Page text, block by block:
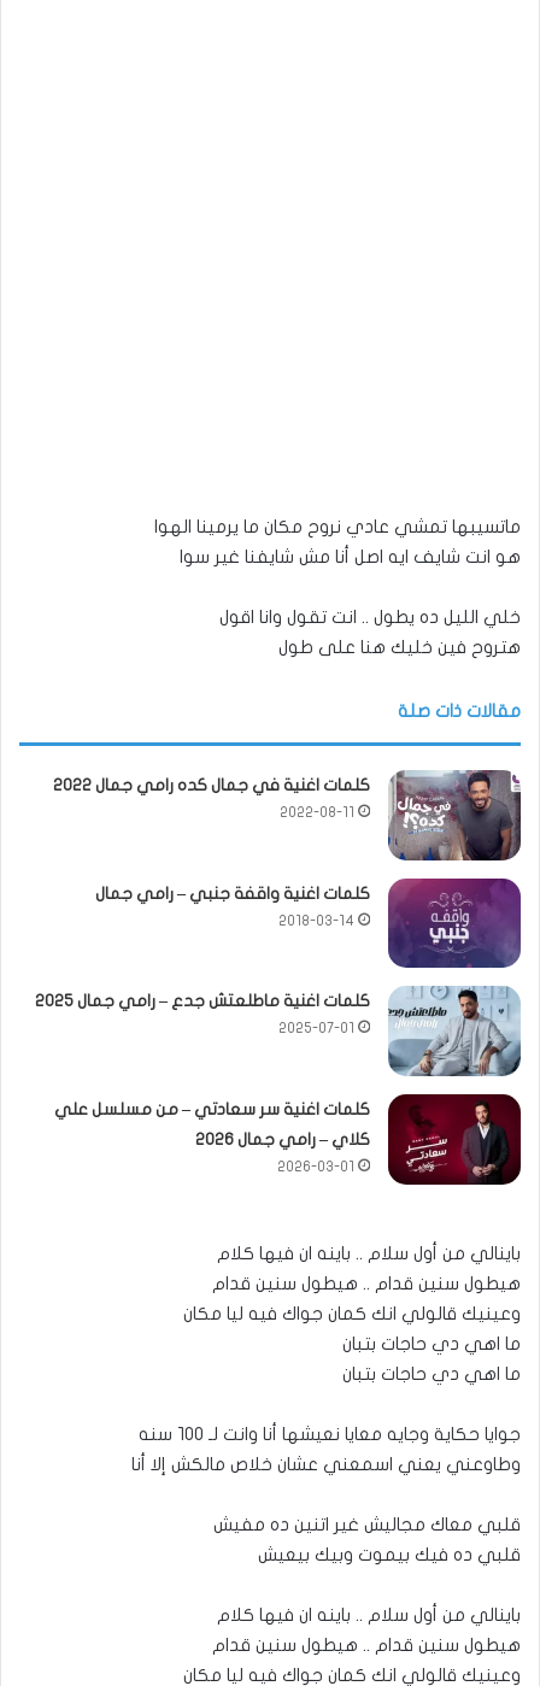
ماتسيبها تمشي عادي نروح مكان ما يرمينا الهوا
هو انت شايف ايه اصل أنا مش شايفنا غير سوا
خلي الليل ده يطول .. انت تقول وانا اقول
هتروح فين خليك هنا على طول
مقالات ذات صلة
كلمات اغنية في جمال كده رامي جمال 2022
2022-08-11
كلمات اغنية واقفة جنبي – رامي جمال
2018-03-14
كلمات اغنية ماطلعتش جدع – رامي جمال 2025
2025-07-01
كلمات اغنية سر سعادتي – من مسلسل علي
كلاي – رامي جمال 2026
2026-03-01
باينالي من أول سلام .. باينه ان فيها كلام
هيطول سنين قدام .. هيطول سنين قدام
وعينيك قالولي انك كمان جواك فيه ليا مكان
ما اهي دي حاجات بتبان
ما اهي دي حاجات بتبان
جوايا حكاية وجايه معايا نعيشها أنا وانت لـ ١٠٠ سنه
وطاوعني يعني اسمعني عشان خلاص مالكش إلا أنا
قلبي معاك مجاليش غير اتنين ده مفيش
قلبي ده فيك بيموت وبيك بيعيش
باينالي من أول سلام .. باينه ان فيها كلام
هيطول سنين قدام .. هيطول سنين قدام
وعينيك قالولي انك كمان جواك فيه ليا مكان